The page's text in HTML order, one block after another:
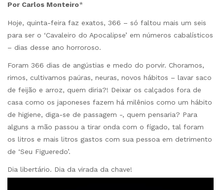
Por Carlos Monteiro*
Hoje, quinta-feira faz exatos, 366 – só faltou mais um seis
para ser o ‘Cavaleiro do Apocalipse’ em números cabalísticos
– dias desse ano horroroso.
Foram 366 dias de angústias e medo do porvir. Choramos,
rimos, cultivamos paúras, neuras, novos hábitos – lavar saco
de feijão e arroz, quem diria?! Deixar os calçados fora de
casa como os japoneses fazem há milênios como um hábito
de higiene, diga-se de passagem -, quem pensaria? Para
alguns a mão passou a tirar onda com o fígado, tal foram
os litros e mais litros gastos com sua pessoa em detrimento
de ‘Seu Figueredo’.
Dia libertário. Dia da virada da chave!